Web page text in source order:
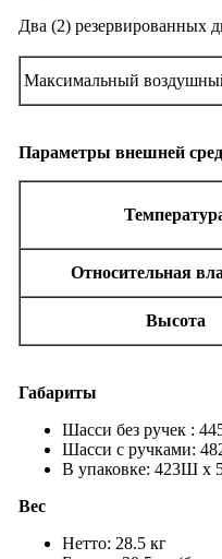
Два (2) резервированных
Максимальный
Параметры внешней
Относительная
Высота
Габариты
Шасси без ручек :
Шасси с ручками:
В упаковке: 423Ш x
Вес
Нетто: 28.5 кг